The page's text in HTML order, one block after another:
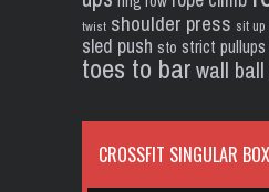
twist shoulder press sit up
sled push sto strict pullups
toes to barwall
CROSSFIT SINGULAR